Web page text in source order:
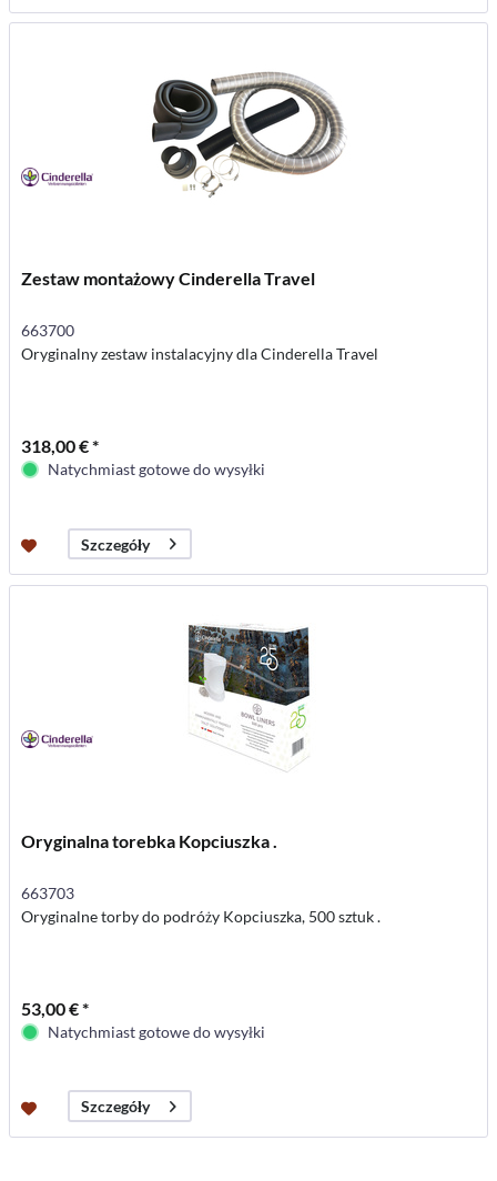
Zestaw montażowy Cinderella Travel
663700
Oryginalny zestaw instalacyjny dla Cinderella Travel
318,00 € *
Natychmiast gotowe do wysyłki
Szczegóły
Oryginalna torebka Kopciuszka .
663703
Oryginalne torby do podróży Kopciuszka, 500 sztuk .
53,00 € *
Natychmiast gotowe do wysyłki
Szczegóły